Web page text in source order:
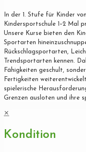
In der 1. Stufe für Kinder
Kindersportschule 1–2 Mal
Unsere Kurse bieten den
Sportarten
Rückschlagsportarten,
Trendsportarten kennen.
Fähigkeiten geschult,
Fertigkeiten
spielerische
Grenzen ausloten und ihre
✕
Kondition